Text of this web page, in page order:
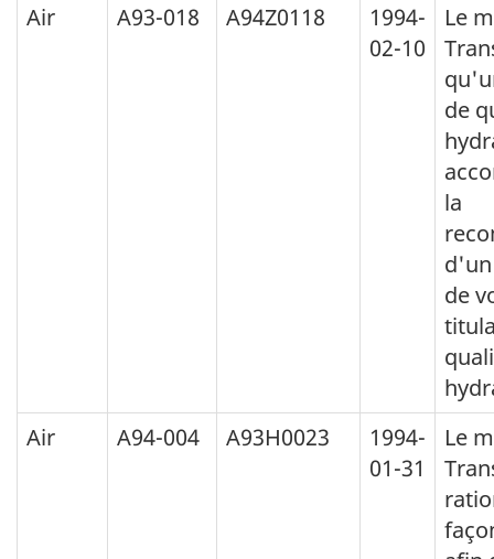
Air
A93-018 A94Z0118
1994-
02-10
Le
de
la
de
Air
A94-004 A93H0023
1994-
01-31
Le